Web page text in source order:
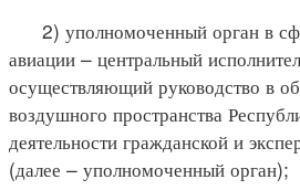
2) уполномоченный орган в
авиации – центральный
осуществляющий руководство в
воздушного пространства
деятельности гражданской и
(далее – уполномоченный орган);